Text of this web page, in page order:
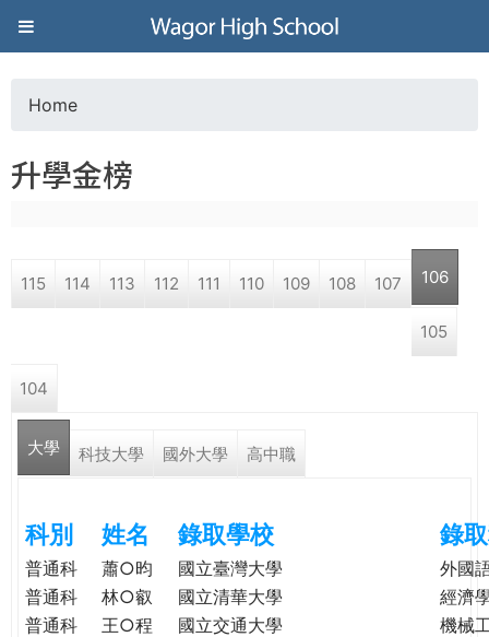
Jump to navigation
葳
格
高
學
際．
格。
o
a
e
h
r
e
Home
升學金榜
115 114 113 112 111 110 109 108 107 106
105
104
大學 科技大學 國外大學 高中職
科別 姓名 錄取學校 錄
普通科 蕭○昀 國立臺灣大學
外國
普通科
林○叡 國立清華大學
經濟
普通科
王○程 國立交通大學
機械